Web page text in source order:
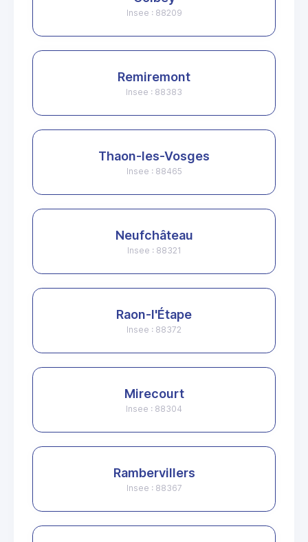
Insee : 88209
Remiremont
Insee : 88383
Thaon-les-Vosges
Insee : 88465
Neufchâteau
Insee : 88321
Raon-l'Étape
Insee : 88372
Mirecourt
Insee : 88304
Rambervillers
Insee : 88367